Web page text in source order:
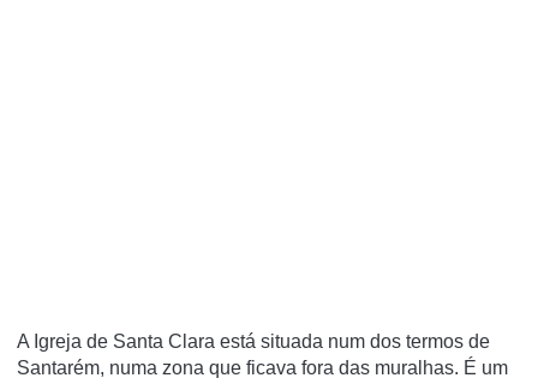
A Igreja de Santa Clara está situada num dos termos de
Santarém, numa zona que ficava fora das muralhas. É um